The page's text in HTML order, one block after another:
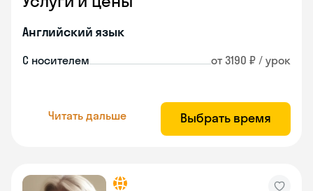
Английский язык
С носителем от 3190 ₽ / урок
Читать дальше Выбрать время